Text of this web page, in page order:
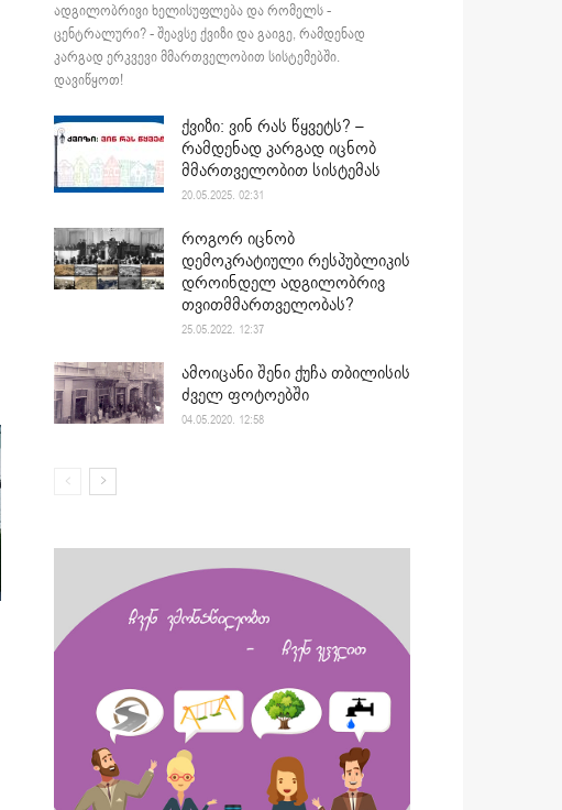
ადგილობრივი ხელისუფლება და რომელს -
ცენტრალური? - შეავსე ქვიზი და გაიგე, რამდენად
კარგად ერკვევი მმართველობით სისტემებში.
დავიწყოთ!
ქვიზი: ვინ რას წყვეტს? –
რამდენად კარგად იცნობ
მმართველობით სისტემას
20.05.2025. 02:31
როგორ იცნობ
დემოკრატიული რესპუბლიკის
დროინდელ ადგილობრივ
თვითმმართველობას?
25.05.2022. 12:37
ამოიცანი შენი ქუჩა თბილისის
ძველ ფოტოებში
04.05.2020. 12:58